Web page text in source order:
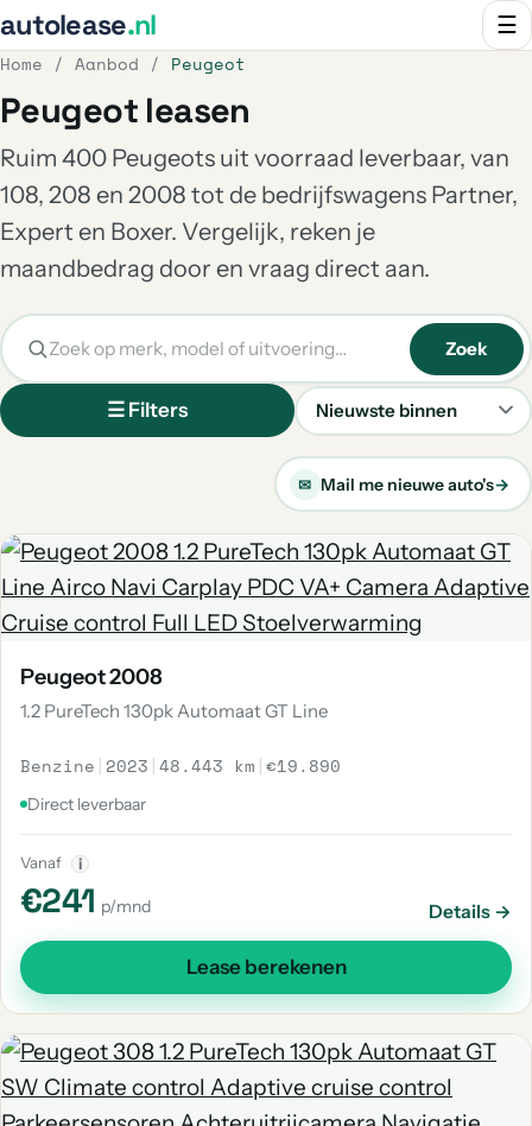
autolease.nl ☰
Home / Aanbod / Peugeot
Peugeot leasen
Ruim 400 Peugeots uit voorraad leverbaar, van
108, 208 en 2008 tot de bedrijfswagens Partner,
Expert en Boxer. Vergelijk, reken je
maandbedrag door en vraag direct aan.
☰ Filters
Sorteren
Zoek
✉ Mail me nieuwe auto's→
Peugeot 2008
1.2 PureTech 130pk Automaat GT Line
Benzine | 2023 |48.443 km |€19.890
Direct leverbaar
Vanaf i
€241 p/mnd Details →
Lease berekenen